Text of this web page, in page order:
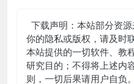
下载声明：本站部分资
你的隐私或版权，请及时
本站提供的一切软件、教
研究目的；不得将上述内
则，一切后果请用户自负